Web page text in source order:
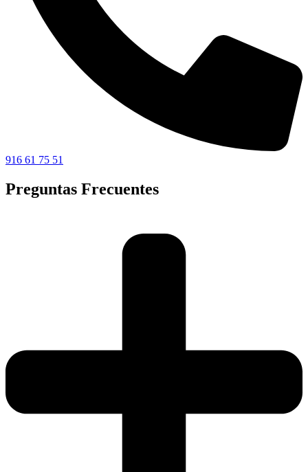
916 61 75 51
Preguntas Frecuentes